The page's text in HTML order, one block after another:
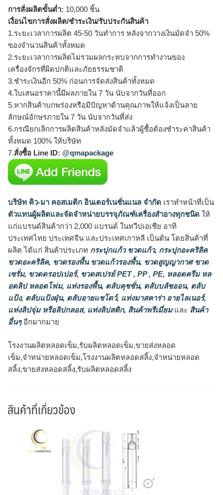
การสั่งผลิตขั้นต่ำ: 10,000 ชิ้น
เงื่อนไขการสั่งผลิต/ชำระเงิน/รับประกันสินค้า
1.ระยะเวลาการผลิต 45-50 วันทำการ หลังจากวางเงินมัดจำ 50%
ของจำนวนสินค้าทั้งหมด
2.ระยะเวลาการผลิตไม่รวมผลกระทบจากการทำงานของ
เครื่องจักรที่ผิดปกติและภัยธรรมชาติ
3.ชำระเงินอีก 50% ก่อนการจัดส่งสินค้าทั้งหมด
4.ใบเสนอราคานี้มีผลภายใน 7 วัน นับจากวันที่ออก
5.หากสินค้าบกพร่องหรือมีปัญหาด้านคุณภาพให้แจ้งเป็นลาย
ลักษณ์อักษรภายใน 7 วัน นับจากวันที่ส่ง
6.กรณียกเลิกการผลิตสินค้าหลังมัดจำแล้วผู้ซื้อต้องชำระค่าสินค้า
ทั้งหมด 100% ให้บริษัท
7.สั่งซื้อ Line ID: @qmapackage
บริษัท คิว-มา คอสเมติก อินเตอร์เนชั่นแนล จำกัด เราทำหน้าที่เป็น
ตัวแทนผู้ผลิตและจัดจำหน่ายบรรจุภัณฑ์เครื่องสำอางทุกชนิด ให้
แก่แบรนด์สินค้ากว่า 2,000 แบรนด์ ในทวีปเอเชีย อาทิ
ประเทศไทย ประเทศจีน และประเทศเกาหลี เป็นต้น โดยสินค้าที่
ผลิต ได้แก่ สินค้าประเภท กระปุกแก้ว ขวดแก้ว, กระปุกอะคริลิค
ขวดอะคริลิค, ขวดรองพื้น ขวดแก้วรองพื้น, ขวดสูญญากาศ ขวด
เซรั่ม, ขวดดรอปเปอร์, ขวดสเปรย์ PET , PP , PE, หลอดครีม หล
อดลิป หลอดโฟม, แท่งรองพื้น, ตลับคุชชั่น, ตลับบลัชออน, ตลับ
แป้ง, ตลับแป้งฝุ่น, ตลับอายแชโดว์, แท่งมาสคาร่า อายไลเนอร์,
แท่งลิปจุ่ม หรือลิปกลอส, แท่งลิปสติก, สินค้าพรีเมี่ยมและ สินค้า
อื่นๆอีกมากมาย
โรงงานผลิตหลอดเข็ม,รับผลิตหลอดเข็ม,ขายส่งหลอด
เข็ม,จำหน่ายหลอดเข็ม,โรงงานผลิตหลอดสลิ้ง,จำหน่ายหลอด
สลิ้ง,ขายส่งหลอดสลิ้ง,รับผลิตหลอดสลิ้ง
สินค้าที่เกี่ยวข้อง